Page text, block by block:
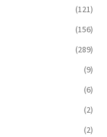
(121)
(156)
(289)
(9)
(6)
(2)
(2)